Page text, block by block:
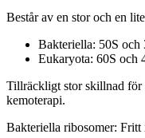
Består av en stor och en
Bakteriella: 50S och
Eukaryota: 60S och
Tillräckligt stor skillnad för
kemoterapi.
Bakteriella ribosomer: Fritt